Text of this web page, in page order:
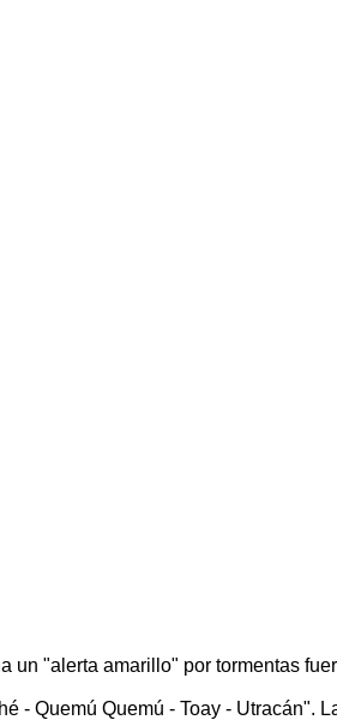
"alerta amarillo" por tormentas
Quemú Quemú - Toay - Utracán".